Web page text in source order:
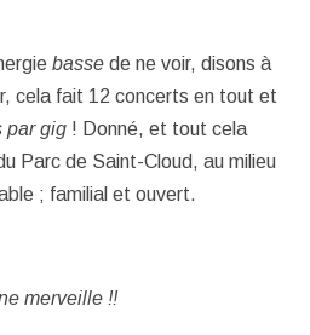
basse de ne voir, disons à
cela fait 12 concerts en tout et
par gig ! Donné, et tout cela
Parc de Saint-Cloud, au milieu
; familial et ouvert.
merveille !!